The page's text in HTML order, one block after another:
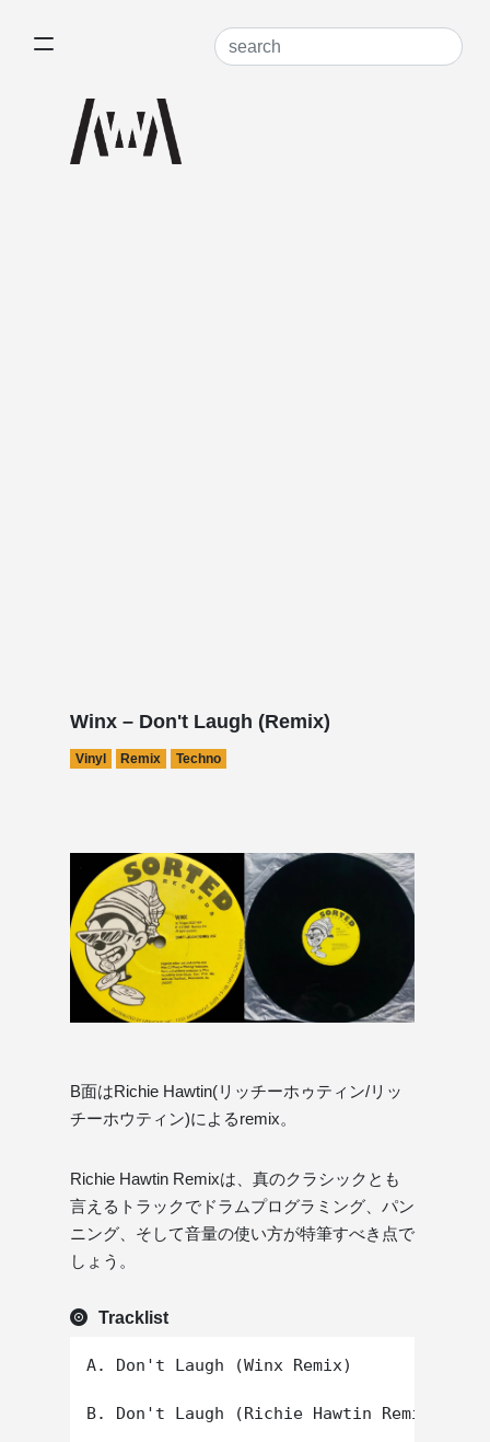
Winx – Don't Laugh (Remix)
Vinyl Remix Techno
B面はRichie Hawtin(リッチーホゥティン/リッ
チーホウティン)によるremix。
Richie Hawtin Remixは、真のクラシックとも
言えるトラックでドラムプログラミング、パン
ニング、そして音量の使い方が特筆すべき点で
しょう。
Tracklist
A. Don't Laugh (Winx Remix)